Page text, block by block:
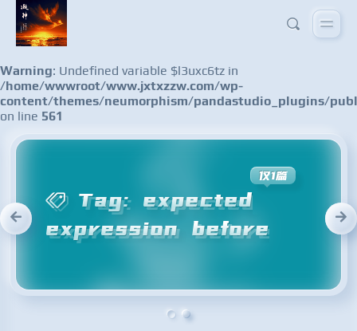
Warning: Undefined variable $l3uxc6tz in
/home/wwwroot/www.jxtxzzw.com/wp-
content/themes/neumorphism/pandastudio_plugins/
on line 561